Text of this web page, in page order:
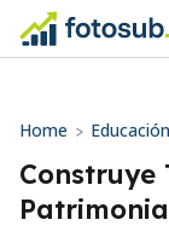
Home >
Construye